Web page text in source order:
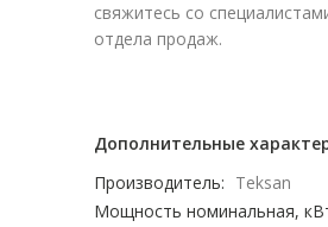
свяжитесь со
отдела продаж.
Дополнительные
Производитель: Teksan
Мощность номинальная,